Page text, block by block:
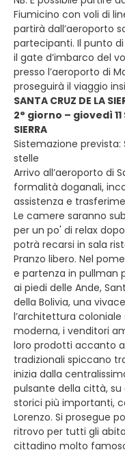
Fiumicino con voli di
partirà dall’aeroporto
partecipanti. Il punto
il gate d’imbarco del
presso l’aeroporto di
proseguirà il viaggio
SANTA CRUZ DE LA
2° giorno – giovedì 11
SIERRA
Sistemazione prevista:
stelle
Arrivo all’aeroporto di
formalità doganali,
assistenza e
Le camere saranno
per un po' di relax
potrà recarsi in sala
Pranzo libero. Nel
e partenza in pullman
ai piedi delle Ande,
della Bolivia, una
l’architettura
moderna, i venditori
loro prodotti accanto
tradizionali spiccano
inizia dalla
pulsante della città,
storici più importanti,
Lorenzo. Si prosegue
ritrovo per tutti gli
cittadino molto